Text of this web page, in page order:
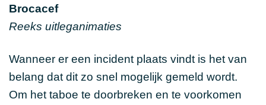
Brocacef
Reeks uitleganimaties
Wanneer er een incident plaats vindt is het van
belang dat dit zo snel mogelijk gemeld wordt.
Om het taboe te doorbreken en te voorkomen